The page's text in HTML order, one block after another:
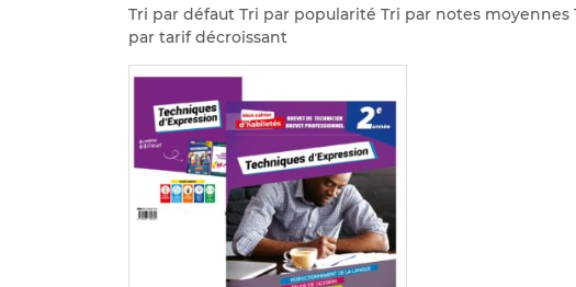
Tri par défaut Tri par popularité Tri par notes
par tarif décroissant